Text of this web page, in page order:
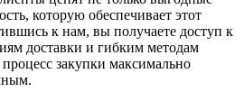
которую обеспечивает этот
к нам, вы получаете доступ к
доставки и гибким методам
закупки максимально